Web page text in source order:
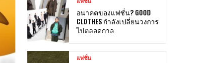
อนาคตของแฟชั่น? GOOD
CLOTHES กำลังเปลี่ยนวงการ
ไปตลอดกาล
แฟชั่น